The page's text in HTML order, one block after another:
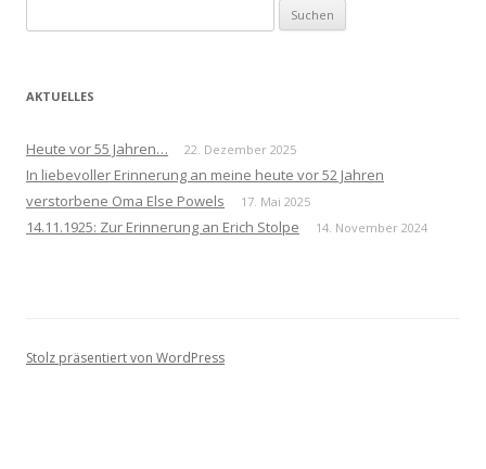
nach:
AKTUELLES
Heute vor 55 Jahren… 22. Dezember 2025
In liebevoller Erinnerung an meine heute vor 52 Jahren
verstorbene Oma Else Powels
17. Mai 2025
14.11.1925: Zur Erinnerung an Erich Stolpe 14. November 2024
Stolz präsentiert von WordPress